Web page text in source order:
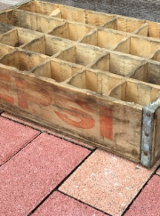
誌 企業広告切り抜き
ファイヤーキング他
コカコーラ・グッズ
カンパニー・グッズ